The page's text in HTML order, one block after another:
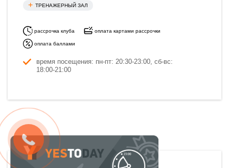
ТРЕНАЖЕРНЫЙ ЗАЛ
рассрочка клуба оплата картами рассрочки
оплата баллами
время посещения: пн-пт: 20:30-23:00, сб-вс:
18:00-21:00